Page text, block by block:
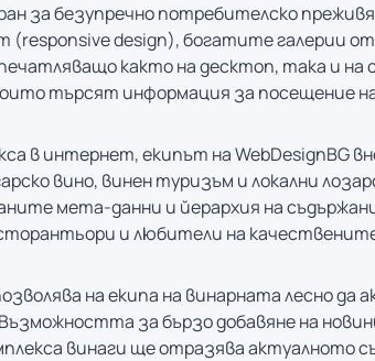
за безупречно потребителско
(responsive design), богатите галерии
както на десктоп, така и на
търсят информация за посещение
в интернет, екипът на WebDesignBG
вино, винен туризъм и локални
мета-данни и йерархия на
и любители на
на екипа на винарната лесно да
за бързо добавяне на
винаги ще отразява